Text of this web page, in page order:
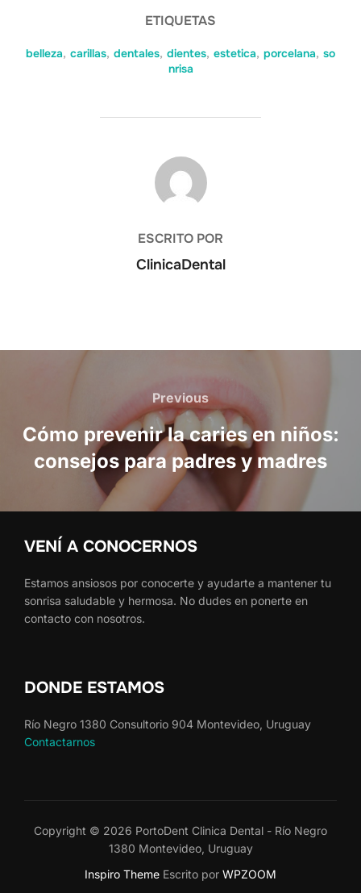
ETIQUETAS
belleza, carillas, dentales, dientes, estetica, porcelana, so
nrisa
POST AUTHOR
ESCRITO POR
ClinicaDental
Navegación
entradas
Previous
Previous
Cómo prevenir la caries en niños:
consejos para padres y madres
VENÍ A CONOCERNOS
Estamos ansiosos por conocerte y ayudarte a mantener tu
sonrisa saludable y hermosa. No dudes en ponerte en
contacto con nosotros.
DONDE ESTAMOS
Río Negro 1380 Consultorio 904 Montevideo, Uruguay
Contactarnos
Copyright © 2026 PortoDent Clinica Dental - Río Negro
1380 Montevideo, Uruguay
Inspiro Theme Escrito por WPZOOM